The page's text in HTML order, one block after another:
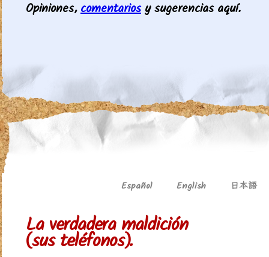
Opiniones,comentariosy sugerencias aquí.
Español English 日本語
La verdadera maldición
(sus teléfonos).